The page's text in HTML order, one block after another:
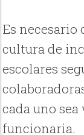
Es necesario
cultura de
escolares
cada uno
funcionaria.